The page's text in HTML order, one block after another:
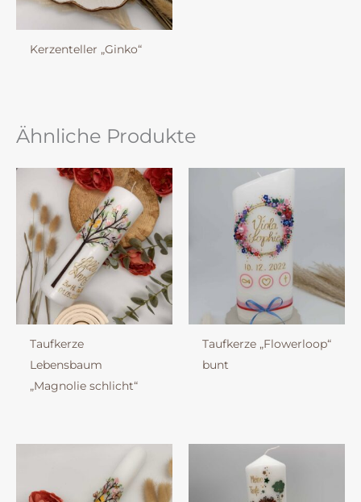
Kerzenteller „Ginko“
Ähnliche Produkte
Taufkerze
Lebensbaum
„Magnolie schlicht“
Taufkerze „Flowerloop“
bunt